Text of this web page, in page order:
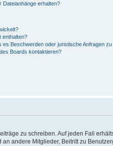
Dateianhänge erhalten?
enthalten?
es Beschwerden oder juristische Anfragen
Boards kontaktieren?
zu schreiben. Auf jeden Fall
andere Mitglieder, Beitritt zu